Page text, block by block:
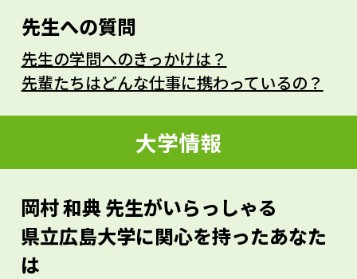
で脳の機能や運動との関わりを勉強したこ
とが、後にスポーツの分野に役立つことも
あります。
が、それだけをやればいいわけではありま
せん。あなたも少し広い視野をもってやり
たいことだけではなく、高校生の今やらな
ければならないことも同時に頑張りましょ
う。
先生への質問
先生の学問へのきっかけは？
先輩たちはどんな仕事に携わっているの？
大学情報
岡村 和典 先生がいらっしゃる
県立広島大学に関心を持ったあなた
は